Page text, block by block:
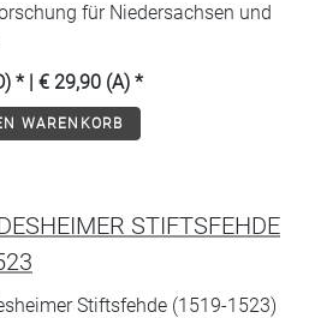
für Niedersachsen und
* | € 29,90 (A) *
WARENKORB
STIFTSFEHDE
Stiftsfehde (1519-1523)